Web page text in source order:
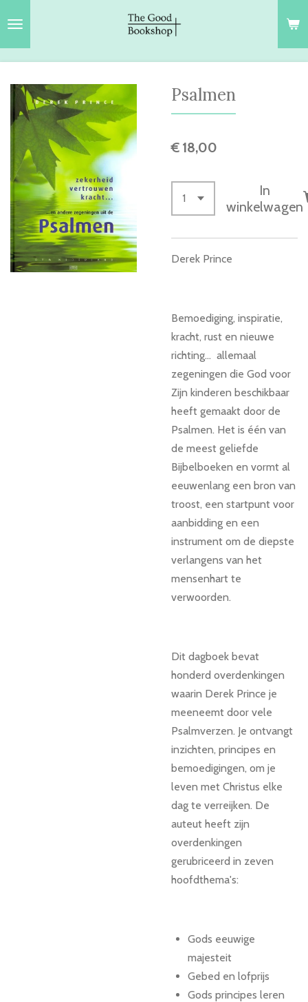
hoofdinhoud
Psalmen
€ 18,00
In
winkelwagen
Derek Prince
Bemoediging, inspiratie,
kracht, rust en nieuwe
richting... allemaal
zegeningen die God voor
Zijn kinderen beschikbaar
heeft gemaakt door de
Psalmen. Het is één van
de meest geliefde
Bijbelboeken en vormt al
eeuwenlang een bron van
troost, een startpunt voor
aanbidding en een
instrument om de diepste
verlangens van het
mensenhart te
verwoorden.
Dit dagboek bevat
honderd overdenkingen
waarin Derek Prince je
meeneemt door vele
Psalmverzen. Je ontvangt
inzichten, principes en
bemoedigingen, om je
leven met Christus elke
dag te verreijken. De
auteut heeft zijn
overdenkingen
gerubriceerd in zeven
hoofdthema's:
Gods eeuwige
majesteit
Gebed en lofprijs
Gods principes leren